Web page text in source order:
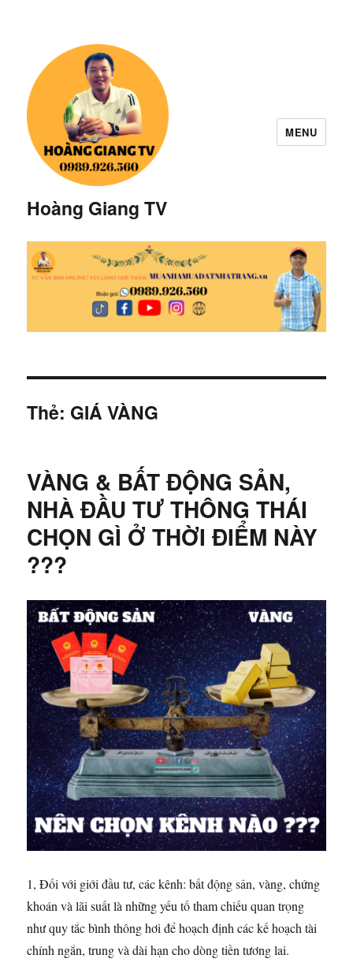
Hoàng Giang TV
MENU
Thẻ: GIÁ VÀNG
VÀNG & BẤT ĐỘNG SẢN,
NHÀ ĐẦU TƯ THÔNG THÁI
CHỌN GÌ Ở THỜI ĐIỂM NÀY
???
1, Đối với giới đầu tư, các kênh: bất động sản, vàng, chứng
khoán và lãi suất là những yếu tố tham chiếu quan trọng
như quy tắc bình thông hơi để hoạch định các kế hoạch tài
chính ngắn, trung và dài hạn cho dòng tiền tương lai.